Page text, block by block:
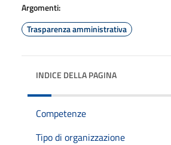
Argomenti:
Trasparenza amministrativa
INDICE DELLA PAGINA
Competenze
Tipo di organizzazione